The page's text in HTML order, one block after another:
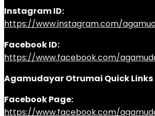
Instagram ID:
https://www.instagram.com/
Facebook ID:
https://www.facebook.com/
Agamudayar Otrumai Quick Links
Facebook Page:
https://www.facebook.com/